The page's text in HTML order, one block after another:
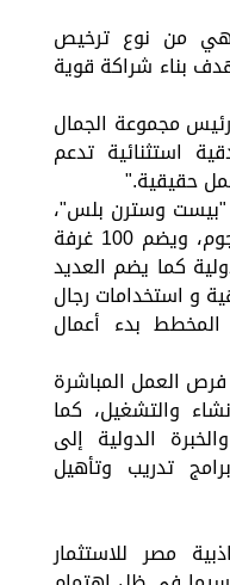
هي من نوع ترخيص
5 سنوات، بهدف بناء شراكة قوية
مجموعة الجمال
استثنائية تدعم
حقيقية."
"بيست وسترن بلس"،
ويصنّف ضمن الفنادق اربعة نجوم، ويضم 100 غرفة
كما يضم العديد
و استخدامات رجال
بدء أعمال
العمل المباشرة
والتشغيل، كما
الدولية إلى
تدريب وتأهيل
مصر للاستثمار